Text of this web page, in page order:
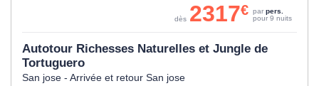
Autotour Richesses Naturelles et Jungle de
Tortuguero
San jose - Arrivée et retour San jose
dès 2317€ par pers.
pour 9 nuits